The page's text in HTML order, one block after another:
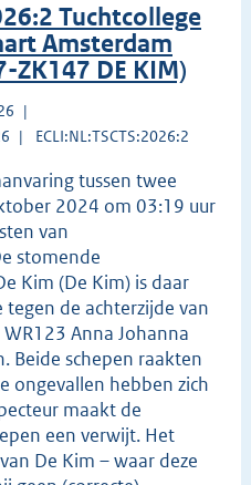
Tuchtcollege
Amsterdam
ZK147 DE KIM)
ECLI:NL:TSCTS:2026:2
tussen twee
2024 om 03:19 uur
van
stomende
Kim (De Kim) is daar
de achterzijde van
Anna Johanna
Beide schepen raakten
ongevallen hebben zich
maakt de
een verwijt. Het
De Kim – waar deze